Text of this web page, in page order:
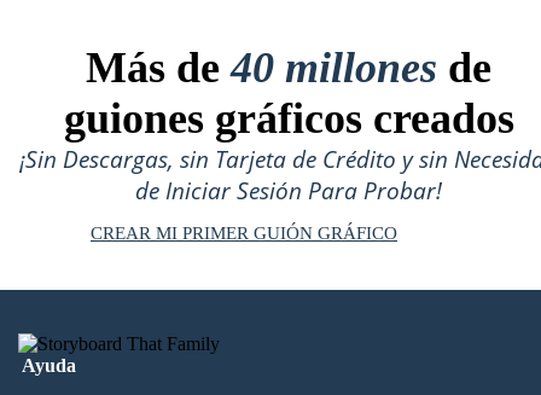
Más de40 millones de
guiones gráficos creados
¡Sin Descargas, sin Tarjeta de Crédito y sin
de Iniciar Sesión Para Probar!
CREAR MI PRIMER GUIÓN GRÁFICO
Ayuda